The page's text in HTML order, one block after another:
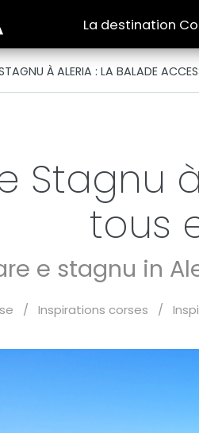
La destination
À ALERIA : LA BALADE
Stagnu
tous
e stagnu in
/ Inspirations corses /